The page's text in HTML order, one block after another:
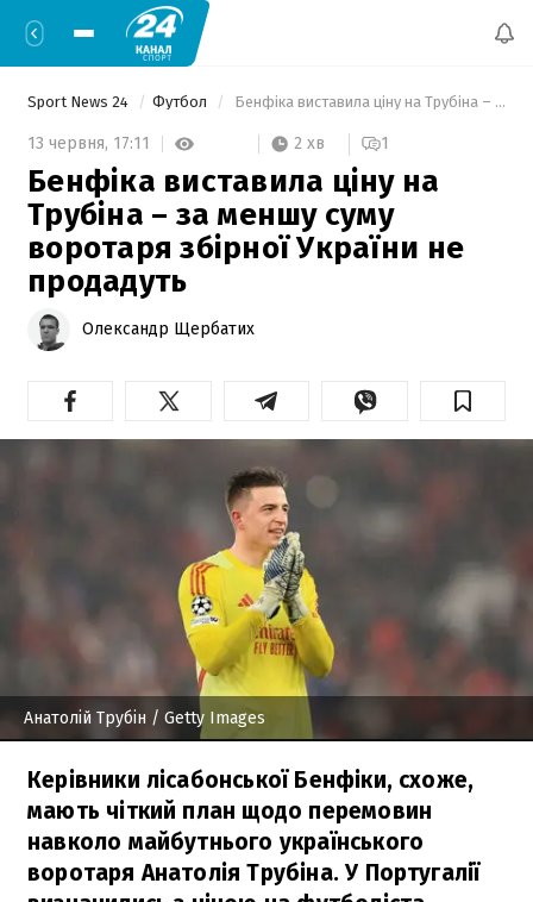
Sport News 24 Футбол Бенфіка виставила ціну на Трубіна – за меншу суму воротаря збірної України не продадуть
13 червня, 17:11 2 хв 1
Бенфіка виставила ціну на
Трубіна – за меншу суму
воротаря збірної України не
продадуть
Олександр Щербатих
Анатолій Трубін / Getty Images
Керівники лісабонської Бенфіки, схоже,
мають чіткий план щодо перемовин
навколо майбутнього українського
воротаря Анатолія Трубіна. У Португалії